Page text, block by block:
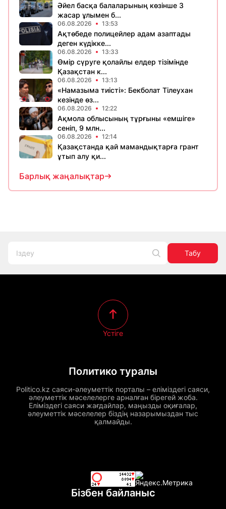
Әйел басқа балаларының көзінше 3
жасар ұлымен б...
06.08.2026 13:53
Ақтөбеде полицейлер адам азаптады
деген күдікке...
06.08.2026 13:33
Өмір сүруге қолайлы елдер тізімінде
Қазақстан к...
06.08.2026 13:13
«Намазыма тиісті»: Бекболат Тілеухан
кезінде өз...
06.08.2026 12:22
Ақмола облысының тұрғыны «емшіге»
сеніп, 9 млн...
06.08.2026 12:14
Қазақстанда қай мамандықтарға грант
ұтып алу қи...
Барлық жаңалықтар
Табу
Политико туралы
Politico.kz саяси-әлеуметтік порталы – еліміздегі саяси,
әлеуметтік мәселелерге арналған бірегей жоба.
Еліміздегі саяси жағдайлар, маңызды оқиғалар,
әлеуметтік мәселелер біздің назарымыздан тыс
қалмайды.
Үстіге
Бізбен байланыс